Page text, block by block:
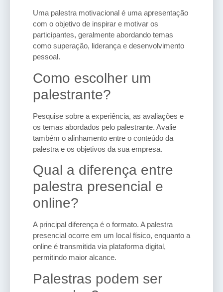
Uma palestra motivacional é uma apresentação
com o objetivo de inspirar e motivar os
participantes, geralmente abordando temas
como superação, liderança e desenvolvimento
pessoal.
Como escolher um
palestrante?
Pesquise sobre a experiência, as avaliações e
os temas abordados pelo palestrante. Avalie
também o alinhamento entre o conteúdo da
palestra e os objetivos da sua empresa.
Qual a diferença entre
palestra presencial e
online?
A principal diferença é o formato. A palestra
presencial ocorre em um local físico, enquanto a
online é transmitida via plataforma digital,
permitindo maior alcance.
Palestras podem ser